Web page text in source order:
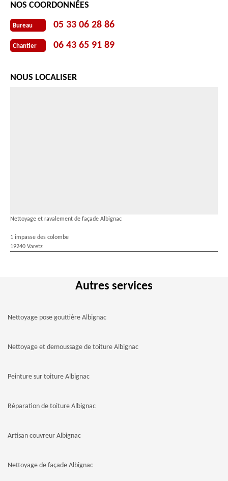
NOS COORDONNÉES
Bureau 05 33 06 28 86
Chantier 06 43 65 91 89
NOUS LOCALISER
Nettoyage et ravalement de façade Albignac
1 impasse des colombe
19240 Varetz
Autres services
Nettoyage pose gouttière Albignac
Nettoyage et demoussage de toiture Albignac
Peinture sur toiture Albignac
Réparation de toiture Albignac
Artisan couvreur Albignac
Nettoyage de façade Albignac